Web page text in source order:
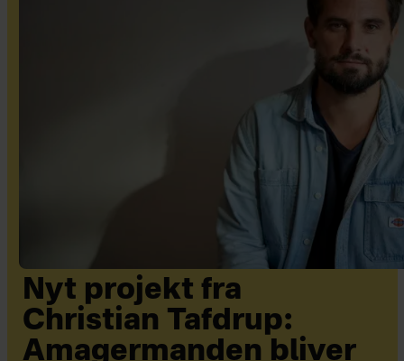
Nyt projekt fra
Christian Tafdrup:
Amagermanden bliver